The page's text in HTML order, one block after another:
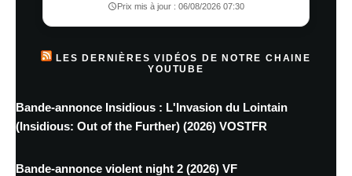
Prix mis à jour : 06/08/2026 07:30
LES DERNIÈRES VIDÉOS DE NOTRE CHAINE
YOUTUBE
Bande-annonce Insidious : L'Invasion du Lointain
(Insidious: Out of the Further) (2026) VOSTFR
Bande-annonce violent night 2 (2026) VF